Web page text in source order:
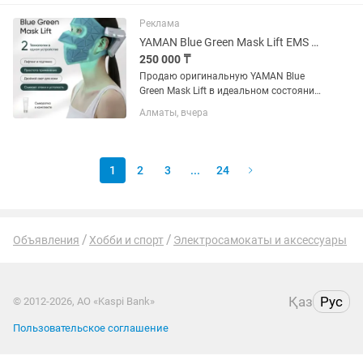
работает без нареканий. В...
Реклама
YAMAN Blue Green Mask Lift EMS LED Япония Оригинал Как Новая
250 000 ₸
Продаю оригинальную YAMAN Blue
Green Mask Lift в идеальном состоянии.
один раз исключительно для
было...
Алматы, вчера
1 2 3 ... 24
Объявления Хобби и спорт Электросамокаты и аксессуары
© 2012-2026, АО «Kaspi Bank» Қаз Рус
Пользовательское соглашение